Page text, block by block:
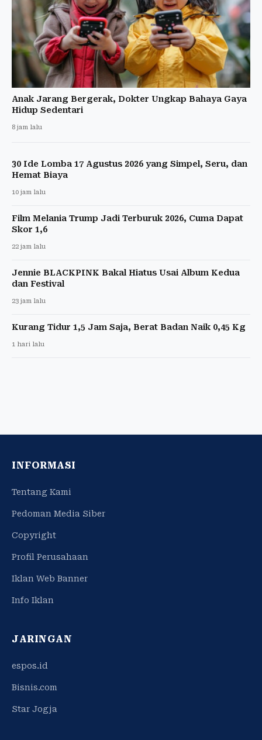
Anak Jarang Bergerak, Dokter Ungkap Bahaya Gaya
Hidup Sedentari
8 jam lalu
30 Ide Lomba 17 Agustus 2026 yang Simpel, Seru, dan
Hemat Biaya
10 jam lalu
Film Melania Trump Jadi Terburuk 2026, Cuma Dapat
Skor 1,6
22 jam lalu
Jennie BLACKPINK Bakal Hiatus Usai Album Kedua
dan Festival
23 jam lalu
Kurang Tidur 1,5 Jam Saja, Berat Badan Naik 0,45 Kg
1 hari lalu
INFORMASI
Tentang Kami
Pedoman Media Siber
Copyright
Profil Perusahaan
Iklan Web Banner
Info Iklan
JARINGAN
espos.id
Bisnis.com
Star Jogja